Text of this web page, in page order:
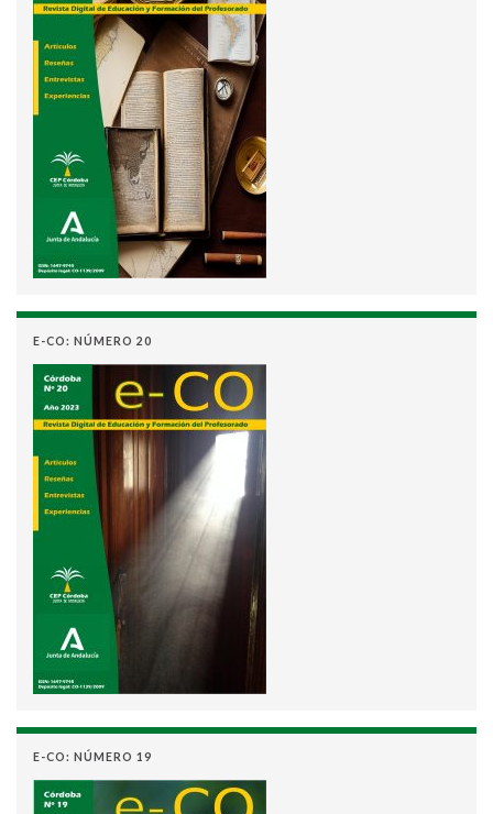
E-CO: NÚMERO 20
E-CO: NÚMERO 19